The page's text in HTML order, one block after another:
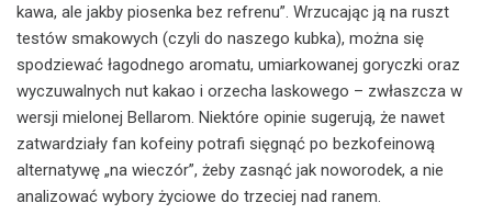
kawa, ale jakby piosenka bez refrenu”. Wrzucając ją na ruszt
testów smakowych (czyli do naszego kubka), można się
spodziewać łagodnego aromatu, umiarkowanej goryczki oraz
wyczuwalnych nut kakao i orzecha laskowego – zwłaszcza w
wersji mielonej Bellarom. Niektóre opinie sugerują, że nawet
zatwardziały fan kofeiny potrafi sięgnąć po bezkofeinową
alternatywę „na wieczór”, żeby zasnąć jak noworodek, a nie
analizować wybory życiowe do trzeciej nad ranem.